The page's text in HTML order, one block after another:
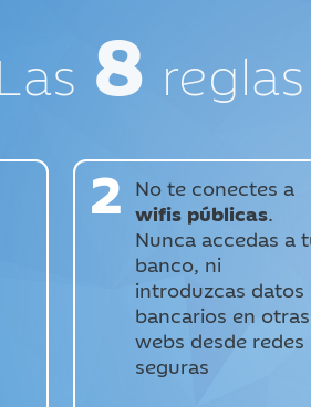
8
2 No te conectes a
wifis públicas.
Nunca accedas a
banco, ni
introduzcas datos
bancarios en otras
webs desde redes
seguras